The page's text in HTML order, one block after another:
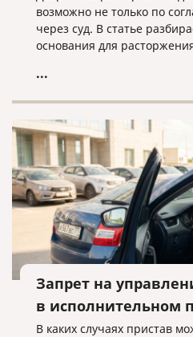
возможно не только по
через суд. В статье
основания для
нужно проверять заранее.
...
Запрет на
в исполнительном
В каких случаях пристав